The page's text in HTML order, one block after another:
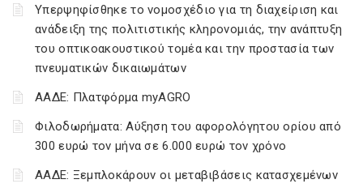
Υπερψηφίσθηκε το νομοσχέδιο για τη διαχείριση και
ανάδειξη της πολιτιστικής κληρονομιάς, την ανάπτυξη
του οπτικοακουστικού τομέα και την προστασία των
πνευματικών δικαιωμάτων
ΑΑΔΕ: Πλατφόρμα myAGRO
Φιλοδωρήματα: Αύξηση του αφορολόγητου ορίου από
300 ευρώ τον μήνα σε 6.000 ευρώ τον χρόνο
ΑΑΔΕ: Ξεμπλοκάρουν οι μεταβιβάσεις κατασχεμένων